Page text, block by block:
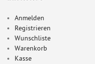
Anmelden
Registrieren
Wunschliste
Warenkorb
Kasse